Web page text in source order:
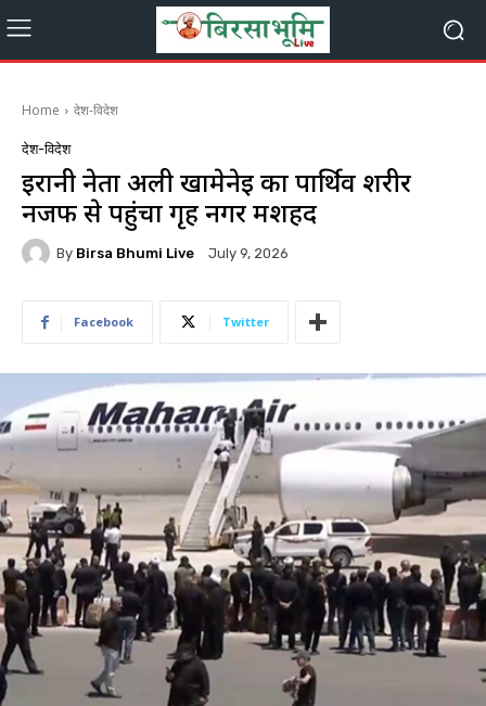
Home देश-विदेश
देश-विदेश
ईरानी नेता अली खामेनेई का पार्थिव शरीर
नजफ से पहुंचा गृह नगर मशहद
By Birsa Bhumi Live July 9, 2026
Facebook Twitter